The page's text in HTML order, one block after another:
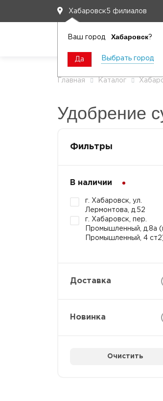
Хабаровск5 филиалов
Ваш город Хабаровск?
Да Выбрать город
Главная Каталог
Удобрение
Фильтры
В наличии
г. Хабаровск, ул.
Лермонтова, д.52
г. Хабаровск, пер.
Промышленный, д.8а
Промышленный, 4
Доставка
Новинка
Очистить